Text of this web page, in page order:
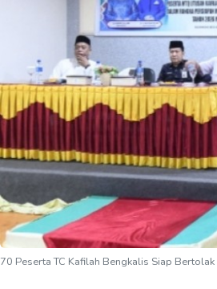
70 Peserta TC Kafilah Bengkalis Siap Bertolak